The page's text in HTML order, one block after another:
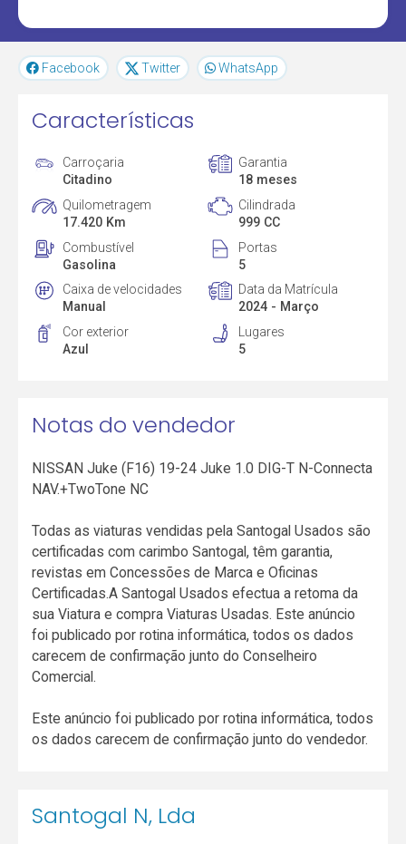
Facebook Twitter WhatsApp
Características
Carroçaria
Citadino
Garantia
18 meses
Quilometragem
17.420 Km
Cilindrada
999 CC
Combustível
Gasolina
Portas
5
Caixa de velocidades
Manual
Data da Matrícula
2024 - Março
Cor exterior
Azul
Lugares
5
Notas do vendedor
NISSAN Juke (F16) 19-24 Juke 1.0 DIG-T N-Connecta
NAV.+TwoTone NC
Todas as viaturas vendidas pela Santogal Usados são
certificadas com carimbo Santogal, têm garantia,
revistas em Concessões de Marca e Oficinas
Certificadas.A Santogal Usados efectua a retoma da
sua Viatura e compra Viaturas Usadas. Este anúncio
foi publicado por rotina informática, todos os dados
carecem de confirmação junto do Conselheiro
Comercial.
Este anúncio foi publicado por rotina informática, todos
os dados carecem de confirmação junto do vendedor.
Santogal N, Lda